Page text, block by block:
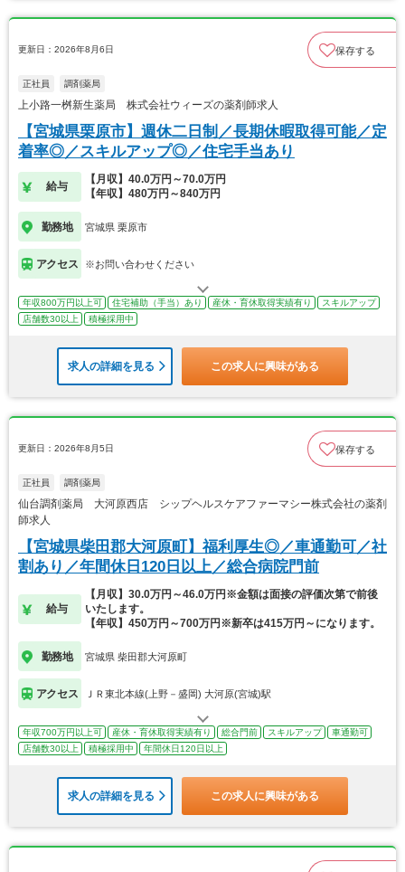
更新日：2026年8月6日 保存する
正社員 調剤薬局
上小路一桝新生薬局 株式会社ウィーズの薬剤師求人
【宮城県栗原市】週休二日制／長期休暇取得可能／定
着率◎／スキルアップ◎／住宅手当あり
給与
【月収】40.0万円～70.0万円
【年収】480万円～840万円
勤務地 宮城県 栗原市
アクセス ※お問い合わせください
年収800万円以上可 住宅補助（手当）あり 産休・育休取得実績有り
スキルアップ
店舗数30以上
積極採用中
求人の詳細を見る この求人に興味がある
更新日：2026年8月5日 保存する
正社員 調剤薬局
仙台調剤薬局 大河原西店 シップヘルスケアファーマシー株式会社の薬剤
師求人
【宮城県柴田郡大河原町】福利厚生◎／車通勤可／社
割あり／年間休日120日以上／総合病院門前
給与
【月収】30.0万円～46.0万円※金額は面接の評価次第で前後
いたします。
【年収】450万円～700万円※新卒は415万円～になります。
勤務地 宮城県 柴田郡大河原町
アクセス ＪＲ東北本線(上野－盛岡) 大河原(宮城)駅
年収700万円以上可 産休・育休取得実績有り 総合門前 スキルアップ
車通勤可
店舗数30以上
積極採用中 年間休日120日以上
求人の詳細を見る この求人に興味がある